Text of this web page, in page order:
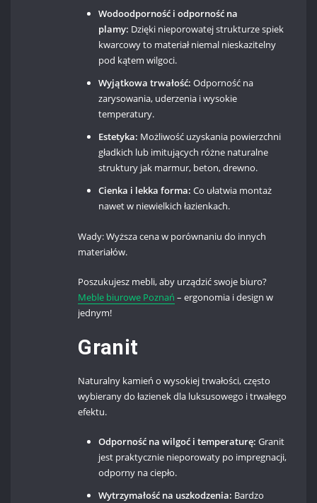
Wodoodporność i odporność na
plamy: Dzięki nieporowatej strukturze spiek
kwarcowy to materiał niemal nieskazitelny
pod kątem wilgoci.
Wyjątkowa trwałość: Odporność na
zarysowania, uderzenia i wysokie
temperatury.
Estetyka: Możliwość uzyskania powierzchni
gładkich lub imitujących różne naturalne
struktury jak marmur, beton, drewno.
Cienka i lekka forma: Co ułatwia montaż
nawet w niewielkich łazienkach.
Wady: Wyższa cena w porównaniu do innych
materiałów.
Poszukujesz mebli, aby urządzić swoje biuro?
Meble biurowe Poznań – ergonomia i design w
jednym!
Granit
Naturalny kamień o wysokiej trwałości, często
wybierany do łazienek dla luksusowego i trwałego
efektu.
Odporność na wilgoć i temperaturę: Granit
jest praktycznie nieporowaty po impregnacji,
odporny na ciepło.
Wytrzymałość na uszkodzenia: Bardzo